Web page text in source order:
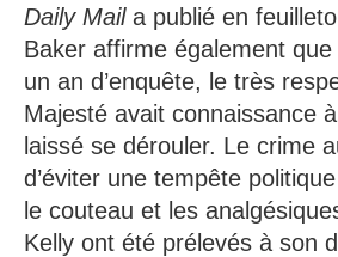
Daily Maila publié en
Baker affirme également
un an d’enquête, le très
Majesté avait connaissance
laissé se dérouler. Le crime
d’éviter une tempête
le couteau et les
Kelly ont été prélevés à son